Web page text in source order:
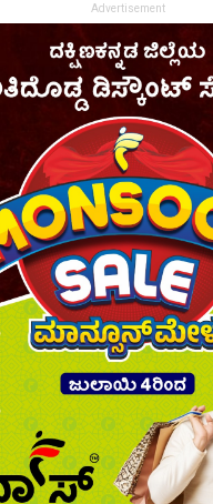
Advertisement